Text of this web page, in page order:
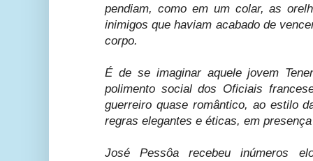
pendiam, como em um colar, as
inimigos que haviam acabado de
corpo.
É de se imaginar aquele jovem
polimento social dos Oficiais
guerreiro quase romântico, ao estilo
regras elegantes e éticas, em
José Pessôa recebeu inúmeros